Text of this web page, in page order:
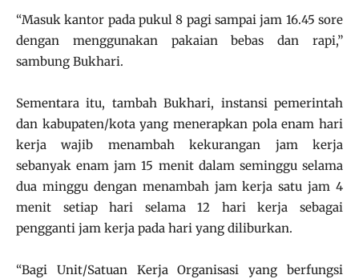
“Masuk kantor pada pukul 8 pagi sampai jam 16.45 sore
dengan menggunakan pakaian bebas dan rapi,”
sambung Bukhari.
Sementara itu, tambah Bukhari, instansi pemerintah
dan kabupaten/kota yang menerapkan pola enam hari
kerja wajib menambah kekurangan jam kerja
sebanyak enam jam 15 menit dalam seminggu selama
dua minggu dengan menambah jam kerja satu jam 4
menit setiap hari selama 12 hari kerja sebagai
pengganti jam kerja pada hari yang diliburkan.
“Bagi Unit/Satuan Kerja Organisasi yang berfungsi